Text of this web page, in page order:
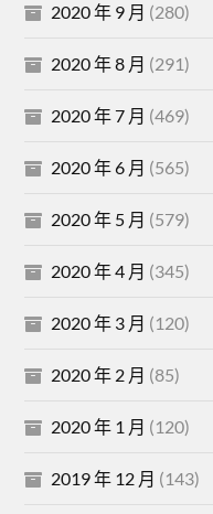
2020 年 9 月 (280)
2020 年 8 月 (291)
2020 年 7 月 (469)
2020 年 6 月 (565)
2020 年 5 月 (579)
2020 年 4 月 (345)
2020 年 3 月 (120)
2020 年 2 月 (85)
2020 年 1 月 (120)
2019 年 12 月 (143)